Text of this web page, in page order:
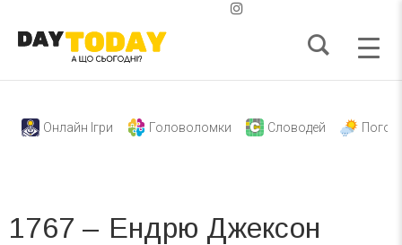
Онлайн Ігри Головоломки Словодей
1767 – Ендрю Джексон